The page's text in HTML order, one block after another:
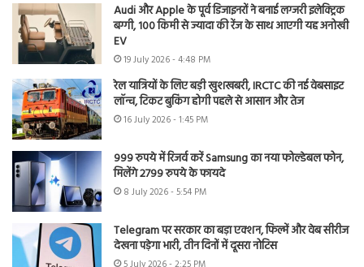
Audi और Apple के पूर्व डिजाइनरों ने बनाई लग्जरी इलेक्ट्रिक
बग्गी, 100 किमी से ज्यादा की रेंज के साथ आएगी यह अनोखी
EV
19 July 2026 - 4:48 PM
रेल यात्रियों के लिए बड़ी खुशखबरी, IRCTC की नई वेबसाइट
लॉन्च, टिकट बुकिंग होगी पहले से आसान और तेज
16 July 2026 - 1:45 PM
999 रुपये में रिजर्व करें Samsung का नया फोल्डेबल फोन,
मिलेंगे 2799 रुपये के फायदे
8 July 2026 - 5:54 PM
Telegram पर सरकार का बड़ा एक्शन, फिल्में और वेब सीरीज
देखना पड़ेगा भारी, तीन दिनों में दूसरा नोटिस